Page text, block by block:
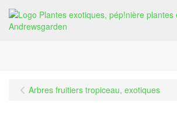
Arbres fruitiers tropiceau, exotiques